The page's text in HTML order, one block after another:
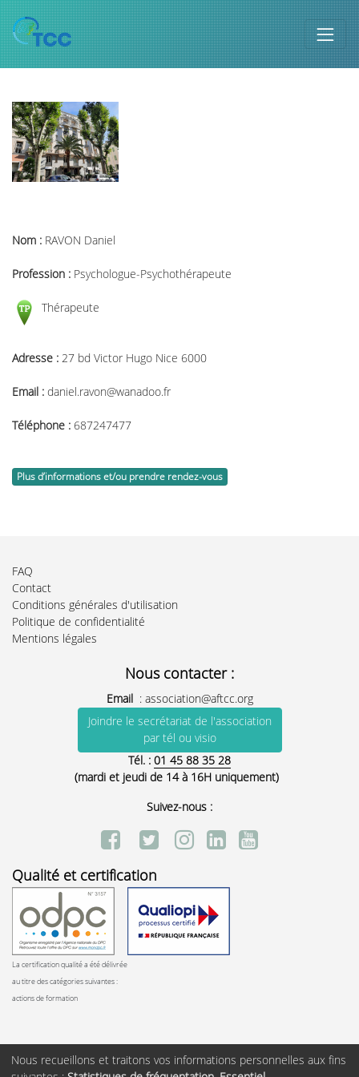
Nom : RAVON Daniel
Profession : Psychologue-Psychothérapeute
Thérapeute
Adresse : 27 bd Victor Hugo Nice 6000
Email : daniel.ravon@wanadoo.fr
Téléphone : 687247477
Plus d’informations et/ou prendre rendez-vous
FAQ
Contact
Conditions générales d'utilisation
Politique de confidentialité
Mentions légales
Nous contacter :
Email : association@aftcc.org
Joindre le secrétariat de l'association
par tél ou visio
Tél. : 01 45 88 35 28
(mardi et jeudi de 14 à 16H uniquement)
Suivez-nous :
Qualité et certification
La certification qualité a été délivrée
au titre des catégories suivantes :
actions de formation
Nous recueillons et traitons vos informations personnelles aux fins